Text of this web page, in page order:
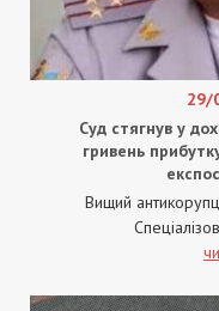
29/
Суд стягнув у
гривень
Вищий